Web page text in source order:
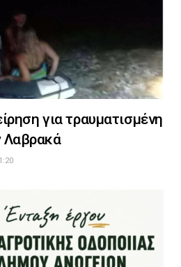
για τραυματισμένη
Λαβρακά